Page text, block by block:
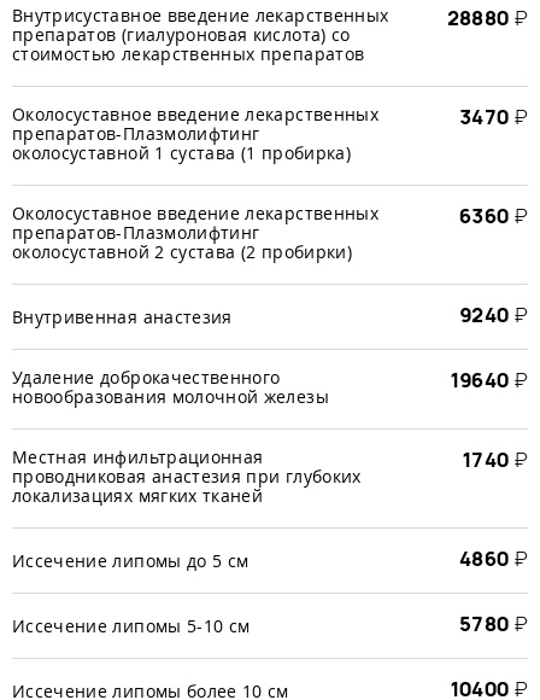
Внутрисуставное введение лекарственных
препаратов (гиалуроновая кислота) со
стоимостью лекарственных препаратов
28880 ₽
Околосуставное введение лекарственных
препаратов-Плазмолифтинг
околосуставной 1 сустава (1 пробирка)
3470 ₽
Околосуставное введение лекарственных
препаратов-Плазмолифтинг
околосуставной 2 сустава (2 пробирки)
6360 ₽
Внутривенная анастезия 9240 ₽
Удаление доброкачественного
новообразования молочной железы
19640 ₽
Местная инфильтрационная
проводниковая анастезия при глубоких
локализациях мягких тканей
1740 ₽
Иссечение липомы до 5 см 4860 ₽
Иссечение липомы 5-10 см 5780 ₽
Иссечение липомы более 10 см 10400 ₽